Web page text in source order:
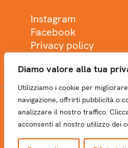
Diamo valore alla tua
Utilizziamo i cookie per
navigazione, offrirti pubblicità o
analizzare il nostro traffico.
acconsenti al nostro utilizzo dei
Instagram
Facebook
Privacy policy
NEWSLETTER